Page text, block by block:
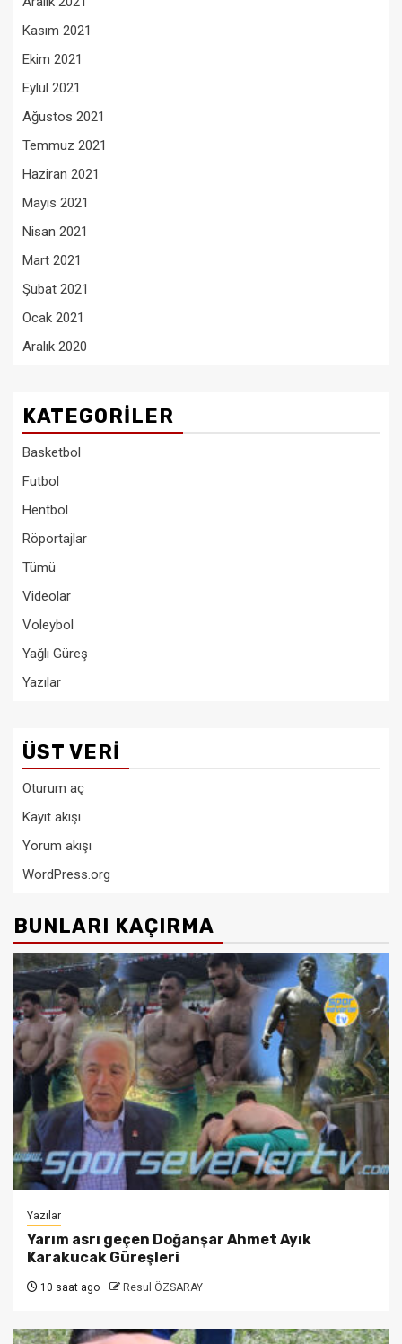
Kasım 2021
Ekim 2021
Eylül 2021
Ağustos 2021
Temmuz 2021
Haziran 2021
Mayıs 2021
Nisan 2021
Mart 2021
Şubat 2021
Ocak 2021
Aralık 2020
KATEGORILER
Basketbol
Futbol
Hentbol
Röportajlar
Tümü
Videolar
Voleybol
Yağlı Güreş
Yazılar
ÜST VERI
Oturum aç
Kayıt akışı
Yorum akışı
WordPress.org
BUNLARI KAÇIRMA
Yazılar
Yarım asrı geçen Doğanşar Ahmet Ayık
Karakucak Güreşleri
10 saat ago Resul ÖZSARAY